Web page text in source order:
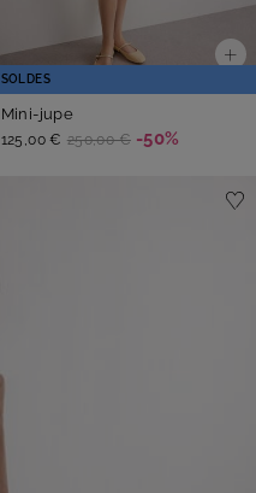
SOLDES
Mini-jupe
125,00 € 250,00 € -50%